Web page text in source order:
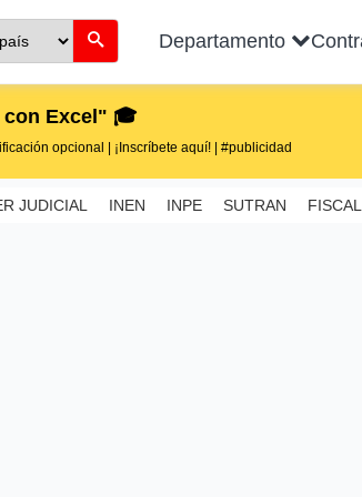
Departamento
con Excel" 🎓
opcional | ¡Inscríbete aquí! | #publicidad
JUDICIAL INEN INPE SUTRAN